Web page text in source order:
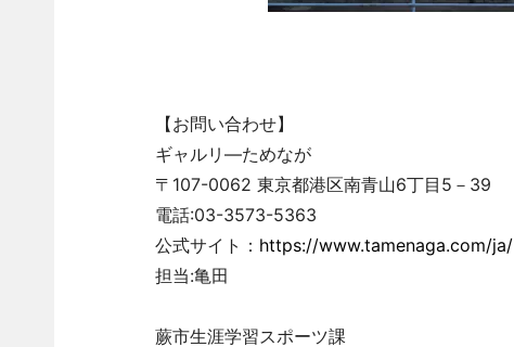
【お問い合わせ】
ギャルリ―ためなが
〒107-0062 東京都港区南青山6丁目5－39
電話:03-3573-5363
公式サイト： https://www.tamenaga.com/ja/
担当:亀田
蕨市生涯学習スポーツ課